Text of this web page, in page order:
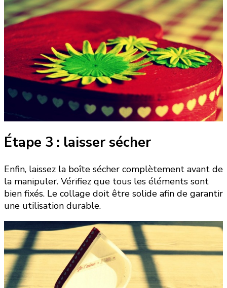
Étape 3 : laisser sécher
Enfin, laissez la boîte sécher complètement avant de
la manipuler. Vérifiez que tous les éléments sont
bien fixés. Le collage doit être solide afin de garantir
une utilisation durable.